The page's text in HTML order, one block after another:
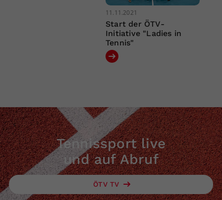
11.11.2021
Start der ÖTV-
Initiative "Ladies in
Tennis"
Tennissport live
und auf Abruf
ÖTV TV